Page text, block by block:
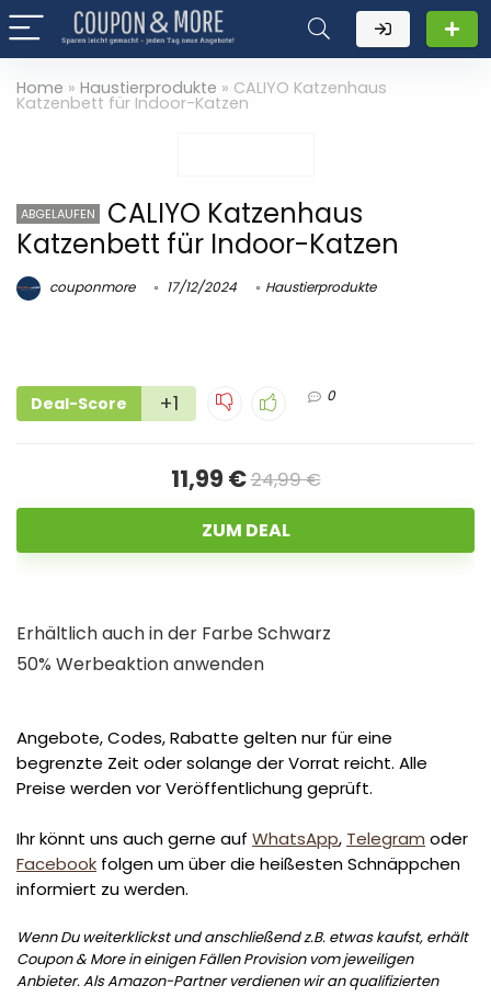
Home » Haustierprodukte » CALIYO Katzenhaus
Katzenbett für Indoor-Katzen
ABGELAUFEN
CALIYO Katzenhaus
Katzenbett für Indoor-Katzen
couponmore 17/12/2024 Haustierprodukte
Deal-Score +1 0
11,99 €24,99 €
ZUM DEAL
Erhältlich auch in der Farbe Schwarz
50% Werbeaktion anwenden
Angebote, Codes, Rabatte gelten nur für eine
begrenzte Zeit oder solange der Vorrat reicht. Alle
Preise werden vor Veröffentlichung geprüft.
Ihr könnt uns auch gerne auf WhatsApp, Telegram oder
Facebook folgen um über die heißesten Schnäppchen
informiert zu werden.
Wenn Du weiterklickst und anschließend z.B. etwas kaufst, erhält
Coupon & More in einigen Fällen Provision vom jeweiligen
Anbieter. Als Amazon-Partner verdienen wir an qualifizierten